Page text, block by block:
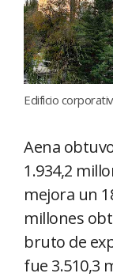
Edificio
Aena
1.934,2
mejora un
millones
bruto de
fue 3.510,3